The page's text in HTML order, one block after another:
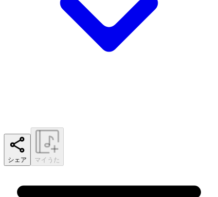
シェア マイうた